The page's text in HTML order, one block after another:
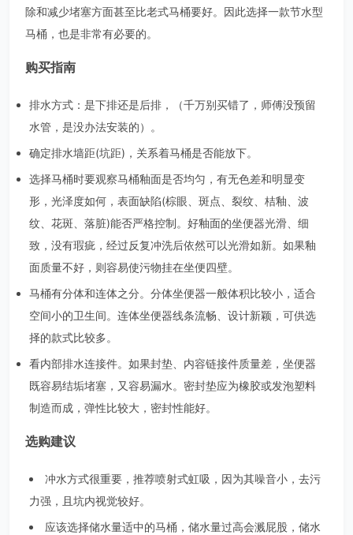
除和减少堵塞方面甚至比老式马桶要好。因此选择一款节水型
马桶，也是非常有必要的。
购买指南
排水方式：是下排还是后排，（千万别买错了，师傅没预留
水管，是没办法安装的）。
确定排水墙距(坑距)，关系着马桶是否能放下。
选择马桶时要观察马桶釉面是否均匀，有无色差和明显变
形，光泽度如何，表面缺陷(棕眼、斑点、裂纹、桔釉、波
纹、花斑、落脏)能否严格控制。好釉面的坐便器光滑、细
致，没有瑕疵，经过反复冲洗后依然可以光滑如新。如果釉
面质量不好，则容易使污物挂在坐便四壁。
马桶有分体和连体之分。分体坐便器一般体积比较小，适合
空间小的卫生间。连体坐便器线条流畅、设计新颖，可供选
择的款式比较多。
看内部排水连接件。如果封垫、内容链接件质量差，坐便器
既容易结垢堵塞，又容易漏水。密封垫应为橡胶或发泡塑料
制造而成，弹性比较大，密封性能好。
选购建议
冲水方式很重要，推荐喷射式虹吸，因为其噪音小，去污
力强，且坑内视觉较好。
应该选择储水量适中的马桶，储水量过高会溅屁股，储水